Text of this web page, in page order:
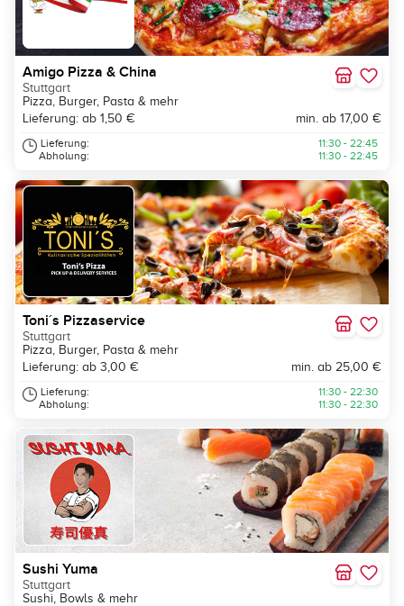
Amigo Pizza & China
Stuttgart
Pizza, Burger, Pasta & mehr
Lieferung: ab 1,50 €
min. ab 17,00 €
Lieferung:
Abholung:
11:30 - 22:45
11:30 - 22:45
Toni´s Pizzaservice
Stuttgart
Pizza, Burger, Pasta & mehr
Lieferung: ab 3,00 €
min. ab 25,00 €
Lieferung:
Abholung:
11:30 - 22:30
11:30 - 22:30
Sushi Yuma
Stuttgart
Sushi, Bowls & mehr